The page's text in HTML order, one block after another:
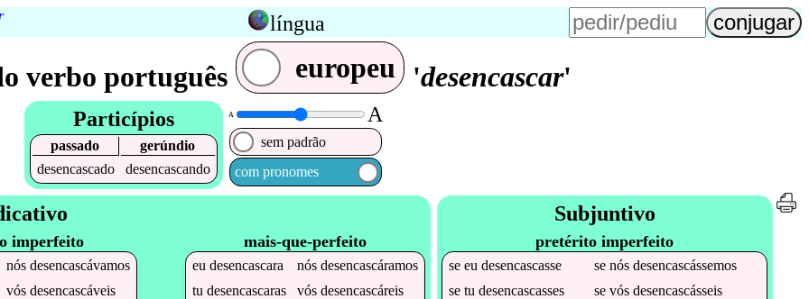
língua
verbo português europeu 'desencascar'
Particípios
passado
gerúndio
desencascado
desencascando
A A
sem padrão
com pronomes
imperfeito
nós desencascávamos
vós desencascáveis
mais-que-perfeito
eudesencascara nósdesencascáramos
tudesencascaras vósdesencascáreis
Subjuntivo
pretérito imperfeito
seeudesencascasse senósdesencascássemos
setudesencascasses sevósdesencascásseis